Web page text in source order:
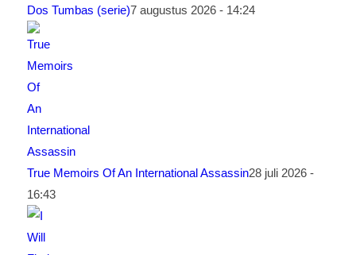
Dos Tumbas (serie)7 augustus 2026 - 14:24
True Memoirs Of An International Assassin28 juli 2026 -
16:43